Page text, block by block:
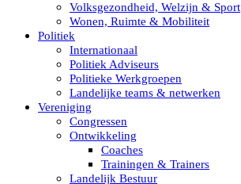
Volksgezondheid, Welzijn & Sport
Wonen, Ruimte & Mobiliteit
Politiek
Internationaal
Politiek Adviseurs
Politieke Werkgroepen
Landelijke teams & netwerken
Vereniging
Congressen
Ontwikkeling
Coaches
Trainingen & Trainers
Landelijk Bestuur